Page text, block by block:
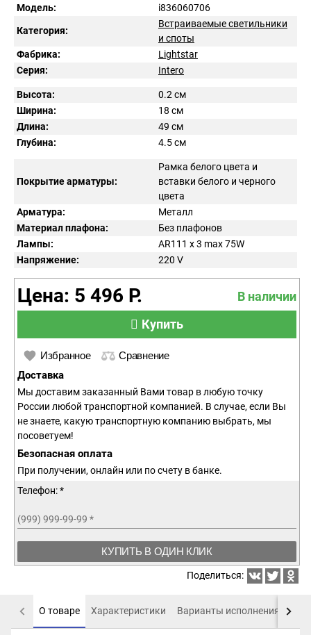
Модель:
i836060706
Категория:
Встраиваемые светильники
и споты
Фабрика:
Lightstar
Серия:
Intero
Высота:
0.2 см
Ширина:
18 см
Длина:
49 см
Глубина:
4.5 см
Покрытие арматуры:
Рамка белого цвета и
вставки белого и черного
цвета
Арматура:
Металл
Материал плафона:
Без плафонов
Лампы:
AR111 x 3 max 75W
Напряжение:
220 V
Цена: 5 496 Р.
В наличии
Купить
Избранное Сравнение
Доставка
Мы доставим заказанный Вами товар в любую точку
России любой транспортной компанией. В случае, если Вы
не знаете, какую транспортную компанию выбрать, мы
посоветуем!
Безопасная оплата
При получении, онлайн или по счету в банке.
Телефон: *
(999) 999-99-99 *
КУПИТЬ В ОДИН КЛИК
Поделиться:
О товаре Характеристики Варианты исполнения